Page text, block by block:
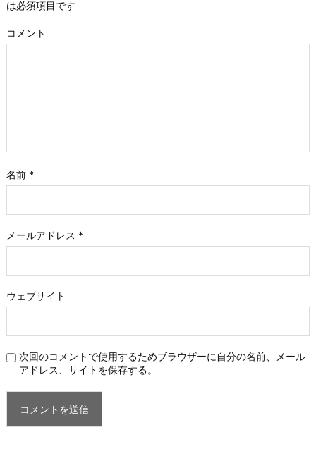
は必須項目です
コメント
名前 *
メールアドレス *
ウェブサイト
次回のコメントで使用するためブラウザーに自分の名前、メール
アドレス、サイトを保存する。